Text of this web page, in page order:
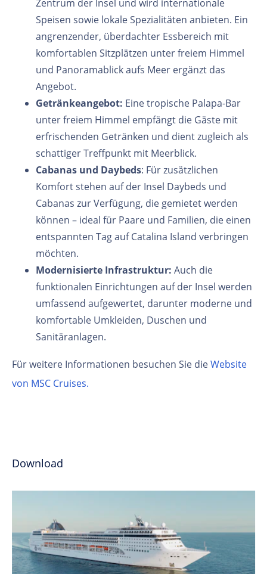
Zentrum der Insel und wird internationale
Speisen sowie lokale Spezialitäten anbieten. Ein
angrenzender, überdachter Essbereich mit
komfortablen Sitzplätzen unter freiem Himmel
und Panoramablick aufs Meer ergänzt das
Angebot.
Getränkeangebot: Eine tropische Palapa-Bar
unter freiem Himmel empfängt die Gäste mit
erfrischenden Getränken und dient zugleich als
schattiger Treffpunkt mit Meerblick.
Cabanas und Daybeds: Für zusätzlichen
Komfort stehen auf der Insel Daybeds und
Cabanas zur Verfügung, die gemietet werden
können – ideal für Paare und Familien, die einen
entspannten Tag auf Catalina Island verbringen
möchten.
Modernisierte Infrastruktur: Auch die
funktionalen Einrichtungen auf der Insel werden
umfassend aufgewertet, darunter moderne und
komfortable Umkleiden, Duschen und
Sanitäranlagen.
Für weitere Informationen besuchen Sie dieWebsite
von MSC Cruises.
Download